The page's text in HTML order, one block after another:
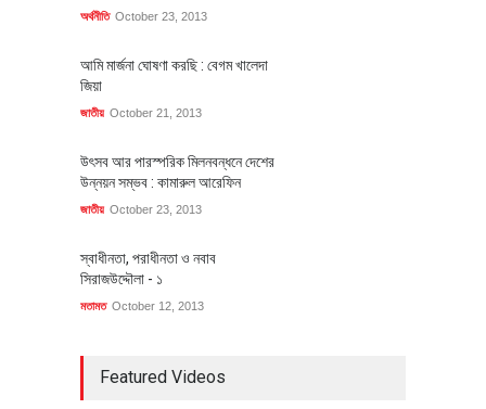
অর্থনীতি October 23, 2013
আমি মার্জনা ঘোষণা করছি : বেগম খালেদা
জিয়া
জাতীয় October 21, 2013
উৎসব আর পারস্পরিক মিলনবন্ধনে দেশের
উন্নয়ন সম্ভব : কামারুল আরেফিন
জাতীয় October 23, 2013
স্বাধীনতা, পরাধীনতা ও নবাব
সিরাজউদ্দৌলা - ১
মতামত October 12, 2013
Featured Videos